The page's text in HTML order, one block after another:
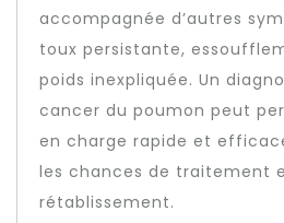
accompagnée d’autres
toux persistante,
poids inexpliquée. Un
cancer du poumon peut
en charge rapide et
les chances de traitement
rétablissement.